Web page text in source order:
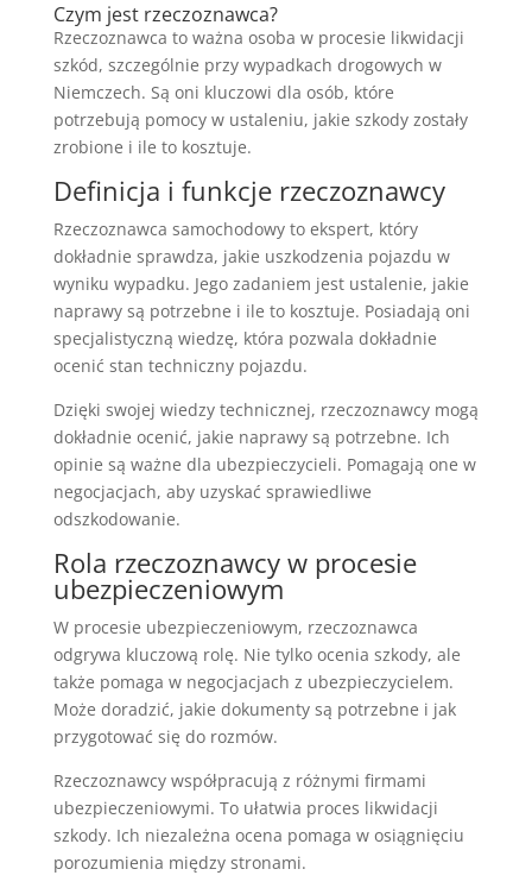
Czym jest rzeczoznawca?
Rzeczoznawca to ważna osoba w procesie likwidacji
szkód, szczególnie przy wypadkach drogowych w
Niemczech. Są oni kluczowi dla osób, które
potrzebują pomocy w ustaleniu, jakie szkody zostały
zrobione i ile to kosztuje.
Definicja i funkcje rzeczoznawcy
Rzeczoznawca samochodowy to ekspert, który
dokładnie sprawdza, jakie uszkodzenia pojazdu w
wyniku wypadku. Jego zadaniem jest ustalenie, jakie
naprawy są potrzebne i ile to kosztuje. Posiadają oni
specjalistyczną wiedzę, która pozwala dokładnie
ocenić stan techniczny pojazdu.
Dzięki swojej wiedzy technicznej, rzeczoznawcy mogą
dokładnie ocenić, jakie naprawy są potrzebne. Ich
opinie są ważne dla ubezpieczycieli. Pomagają one w
negocjacjach, aby uzyskać sprawiedliwe
odszkodowanie.
Rola rzeczoznawcy w procesie
ubezpieczeniowym
W procesie ubezpieczeniowym, rzeczoznawca
odgrywa kluczową rolę. Nie tylko ocenia szkody, ale
także pomaga w negocjacjach z ubezpieczycielem.
Może doradzić, jakie dokumenty są potrzebne i jak
przygotować się do rozmów.
Rzeczoznawcy współpracują z różnymi firmami
ubezpieczeniowymi. To ułatwia proces likwidacji
szkody. Ich niezależna ocena pomaga w osiągnięciu
porozumienia między stronami.